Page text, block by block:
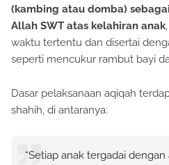
(kambing atau domba)
Allah SWT atas kelahiran anak
waktu tertentu dan disertai
seperti mencukur rambut bayi
Dasar pelaksanaan aqiqah
shahih, di antaranya:
“Setiap anak tergadai